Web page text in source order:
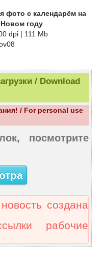
фото с календарём на
году
dpi | 111 Mb
/ Download
/ For personal use
посмотрите
создана
рабочие